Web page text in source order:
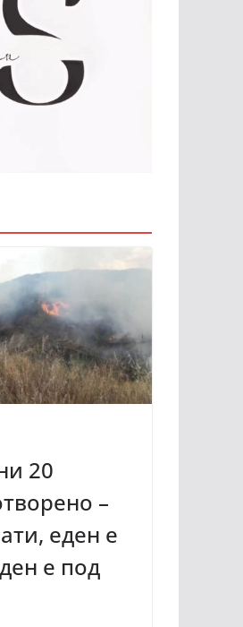
20
–
еден е
е под